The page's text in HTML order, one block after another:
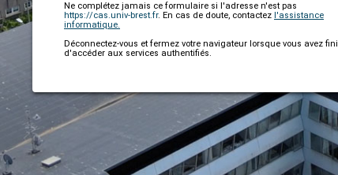
Ne complétez jamais ce formulaire si l'adresse n'est pas
https://cas.univ-brest.fr. En cas de doute, contactez l'assistance
informatique.
Déconnectez-vous et fermez votre navigateur lorsque vous avez fini
d'accéder aux services authentifiés.